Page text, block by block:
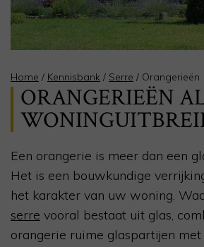
Home / Kennisbank / Serre / Orangerieën
ORANGERIEËN
Een orangerie is meer dan een
Het is een bouwkundige
het karakter van uw woning.
serre vooral bestaat uit glas,
orangerie ruime glaspartijen